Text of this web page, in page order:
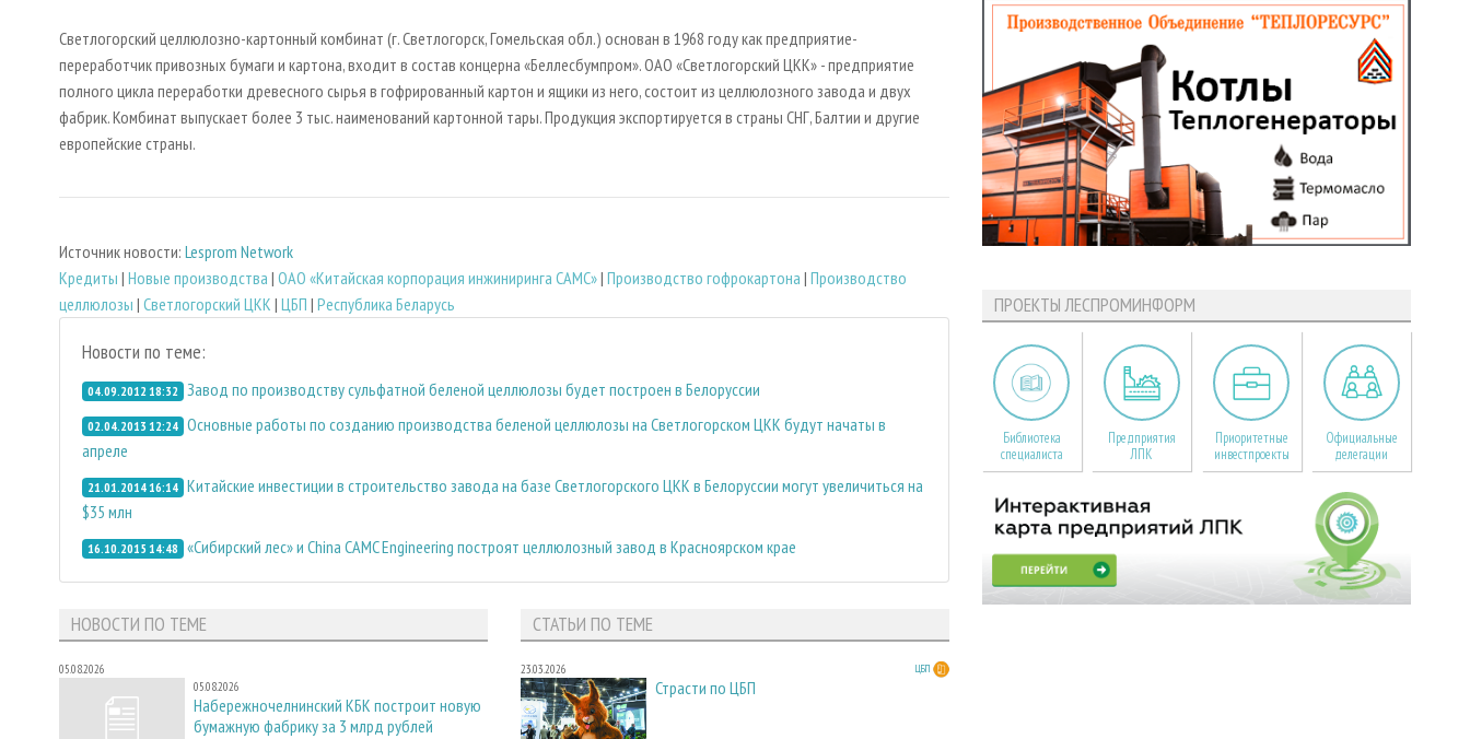
Светлогорский целлюлозно-картонный комбинат (г. Светлогорск, Гомельская обл.) основан в 1968 году как предприятие-
переработчик привозных бумаги и картона, входит в состав концерна «Беллесбумпром». ОАО «Светлогорский ЦКК» - предприятие
полного цикла переработки древесного сырья в гофрированный картон и ящики из него, состоит из целлюлозного завода и двух
фабрик. Комбинат выпускает более 3 тыс. наименований картонной тары. Продукция экспортируется в страны СНГ, Балтии и другие
европейские страны.
Источник новости: Lesprom Network
Кредиты | Новые производства | ОАО «Китайская корпорация инжиниринга CAMC»| Производство гофрокартона | Производство
целлюлозы | Светлогорский ЦКК | ЦБП | Республика Беларусь
Новости по теме:
04.09.2012 18:32 Завод по производству сульфатной беленой целлюлозы будет построен в Белоруссии
02.04.2013 12:24 Основные работы по созданию производства беленой целлюлозы на Светлогорском ЦКК будут начаты в
апреле
21.01.2014 16:14 Китайские инвестиции в строительство завода на базе Светлогорского ЦКК в Белоруссии могут увеличиться на
$35 млн
16.10.2015 14:48 «Сибирский лес» и China CAMC Engineering построят целлюлозный завод в Красноярском крае
НОВОСТИ ПО ТЕМЕ
05.08.2026
05.08.2026
Набережночелнинский КБК построит новую
бумажную фабрику за 3 млрд рублей
СТАТЬИ ПО ТЕМЕ
23.03.2026 ЦБП
Страсти по ЦБП
ПРОЕКТЫ ЛЕСПРОМИНФОРМ
Библиотека
специалиста
Предприятия
ЛПК
Приоритетные
инвестпроекты
Официальные
делегации